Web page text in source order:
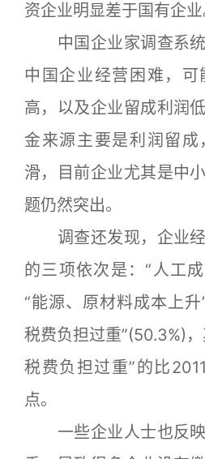
资企业明显差于国有企业
中国企业家调查系统
中国企业经营困难，
高，以及企业留成利润
金来源主要是利润留
滑，目前企业尤其是中
题仍然突出。
调查还发现，企业经
的三项依次是：“人工成
“能源、原材料成本上升
税费负担过重”(50.3%)，
税费负担过重”的比
点。
一些企业人士也反映